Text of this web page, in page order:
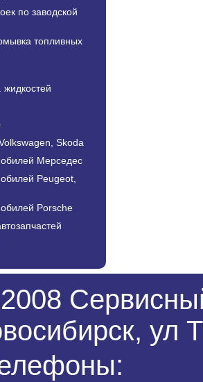
по заводской
топливных
Skoda
Мерседес
Peugeot,
Porsche
ул